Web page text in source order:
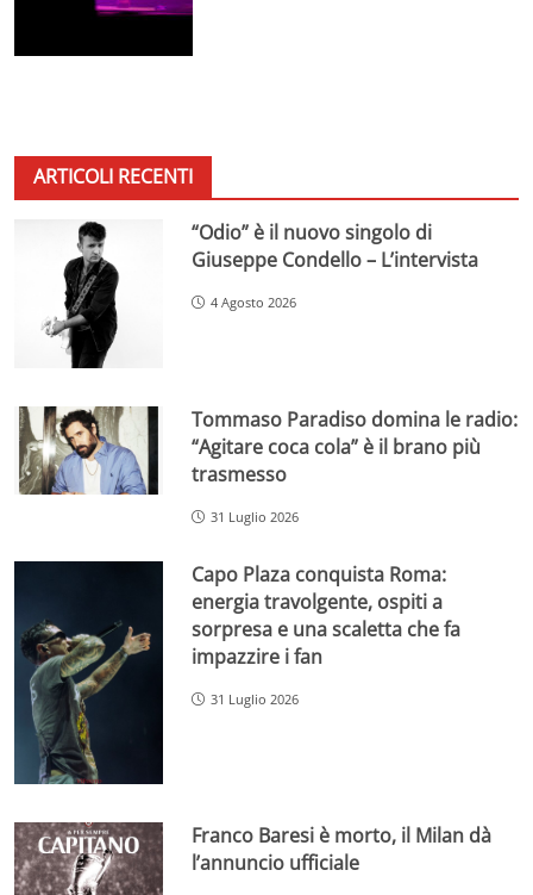
ARTICOLI RECENTI
“Odio” è il nuovo singolo di
Giuseppe Condello – L’intervista
4 Agosto 2026
Tommaso Paradiso domina le radio:
“Agitare coca cola” è il brano più
trasmesso
31 Luglio 2026
Capo Plaza conquista Roma:
energia travolgente, ospiti a
sorpresa e una scaletta che fa
impazzire i fan
31 Luglio 2026
Franco Baresi è morto, il Milan dà
l’annuncio ufficiale